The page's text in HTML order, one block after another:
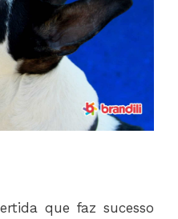
que faz sucesso